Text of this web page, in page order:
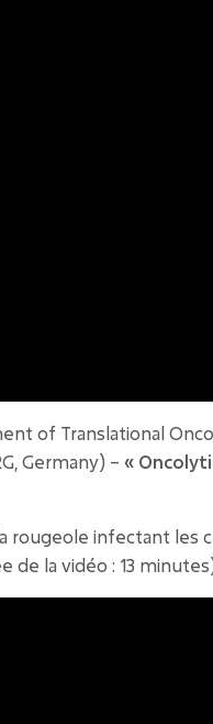
of Translational
Germany) – «
rougeole infectant les
de la vidéo : 13 minutes